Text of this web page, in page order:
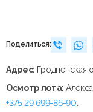
Поделиться:
Адрес: Гродненская
Осмотр лота:
+375 29 699-86-90